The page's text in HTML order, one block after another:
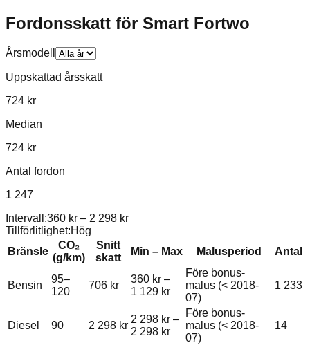
Fordonsskatt för Smart Fortwo
Årsmodell
Uppskattad årsskatt
724 kr
Median
724 kr
Antal fordon
1 247
Intervall:360 kr – 2 298 kr
Tillförlitlighet:Hög
Bränsle
CO₂
(g/km)
Snitt
skatt
Min – Max Malusperiod Antal
Bensin
95–
120
706 kr
360 kr –
1 129 kr
Före bonus-
malus (< 2018-
07)
1 233
Diesel 90 2 298 kr
2 298 kr –
2 298 kr
Före bonus-
malus (< 2018-
07)
14